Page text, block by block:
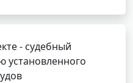
- судебный
установленного